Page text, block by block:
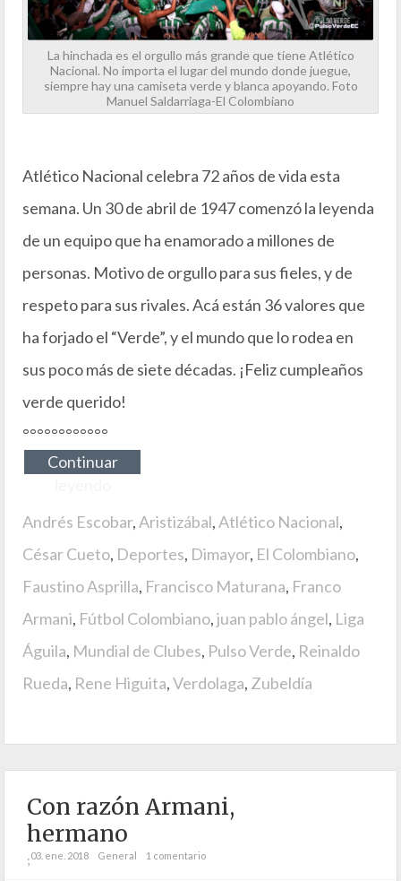
La hinchada es el orgullo más grande que tiene Atlético
Nacional. No importa el lugar del mundo donde juegue,
siempre hay una camiseta verde y blanca apoyando. Foto
Manuel Saldarriaga-El Colombiano
Atlético Nacional celebra 72 años de vida esta
semana. Un 30 de abril de 1947 comenzó la leyenda
de un equipo que ha enamorado a millones de
personas. Motivo de orgullo para sus fieles, y de
respeto para sus rivales. Acá están 36 valores que
ha forjado el “Verde”, y el mundo que lo rodea en
sus poco más de siete décadas. ¡Feliz cumpleaños
verde querido!
°°°°°°°°°°°°
Continuar
Andrés Escobar,Aristizábal,Atlético Nacional,
César Cueto, Deportes, Dimayor, El Colombiano,
Faustino Asprilla, Francisco Maturana, Franco
Armani, Fútbol Colombiano,juan pablo ángel, Liga
Águila, Mundial de Clubes, Pulso Verde, Reinaldo
Rueda, Rene Higuita,Verdolaga, Zubeldía
Con razón Armani,
hermano
;03. ene. 2018 General 1 comentario